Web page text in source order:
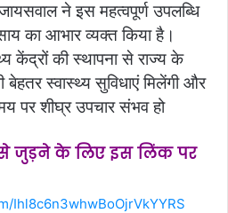
जायसवाल ने इस महत्वपूर्ण उपलब्धि
का आभार व्यक्त किया है।
केंद्रों की स्थापना से राज्य के
बेहतर स्वास्थ्य सुविधाएं मिलेंगी और
पर शीघ्र उपचार संभव हो
से जुड़ने के लिए इस लिंक पर
Ihl8c6n3whwBoOjrVkYYRS